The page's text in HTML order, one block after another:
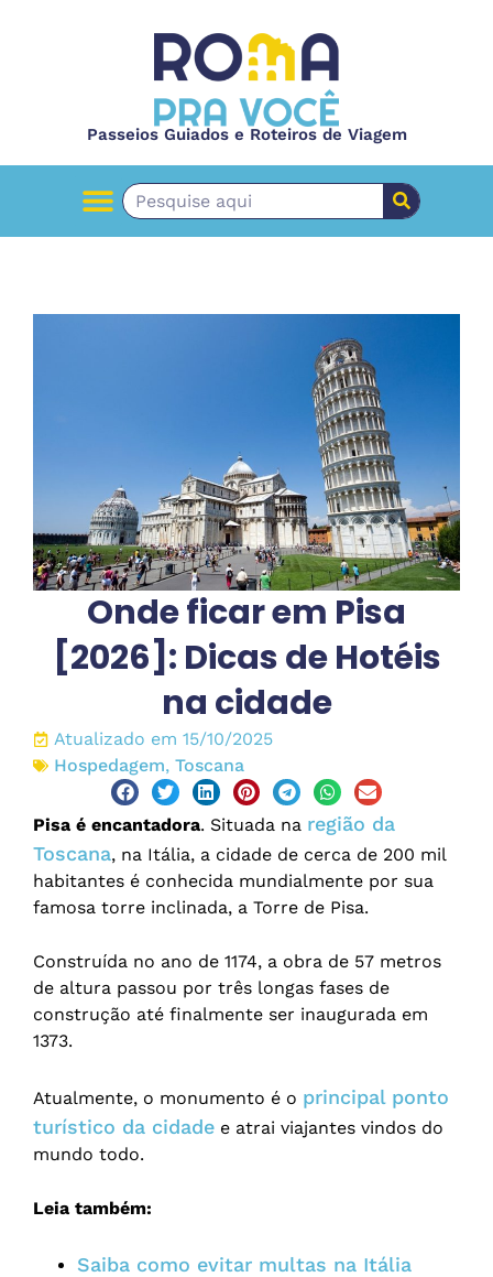
Passeios Guiados e Roteiros de Viagem
Onde ficar em Pisa
[2026]: Dicas de Hotéis
na cidade
Atualizado em 15/10/2025
Hospedagem, Toscana
Pisa é encantadora. Situada na região da
Toscana, na Itália, a cidade de cerca de 200 mil
habitantes é conhecida mundialmente por sua
famosa torre inclinada, a Torre de Pisa.
Construída no ano de 1174, a obra de 57 metros
de altura passou por três longas fases de
construção até finalmente ser inaugurada em
1373.
Atualmente, o monumento é o principal ponto
turístico da cidade e atrai viajantes vindos do
mundo todo.
Leia também:
Saiba como evitar multas na Itália